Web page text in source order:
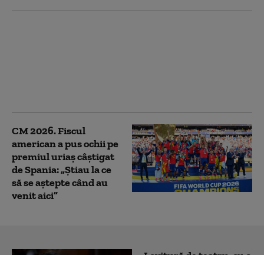
CM 2026. Fiscul
american a pus ochii pe
premiul uriaș câştigat
de Spania: „Ştiau la ce
să se aştepte când au
venit aici”